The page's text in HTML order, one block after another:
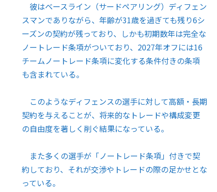
彼はベースライン（サードペアリング）ディフェン
スマンでありながら、年齢が31歳を過ぎても残り6シ
ーズンの契約が残っており、しかも初期数年は完全な
ノートレード条項がついており、2027年オフには16
チームノートレード条項に変化する条件付きの条項
も含まれている。
このようなディフェンスの選手に対して高額・長期
契約を与えることが、将来的なトレードや構成変更
の自由度を著しく削ぐ結果になっている。
また多くの選手が「ノートレード条項」付きで契
約しており、それが交渉やトレードの際の足かせとな
っている。